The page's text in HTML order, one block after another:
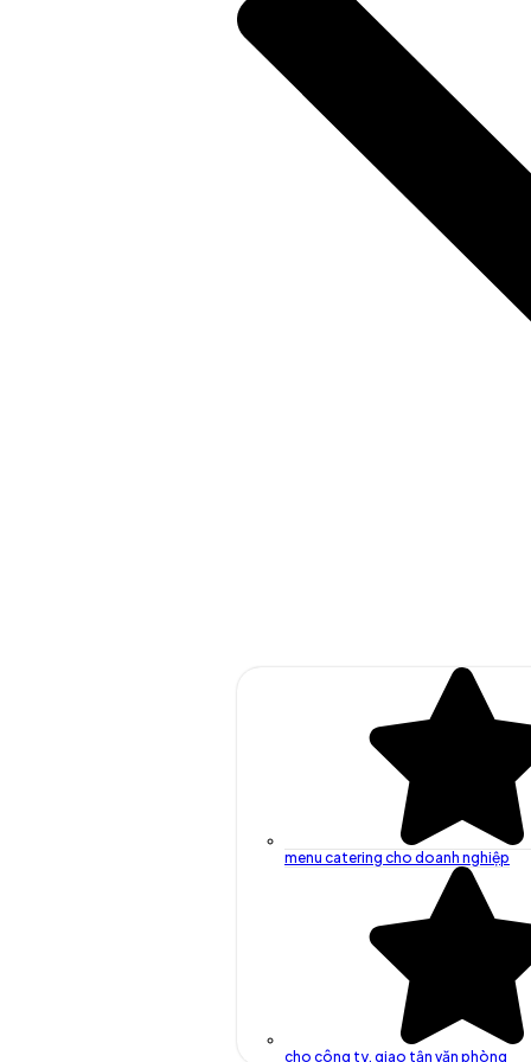
menu catering cho doanh nghiệp
cho công ty, giao tận văn phòng